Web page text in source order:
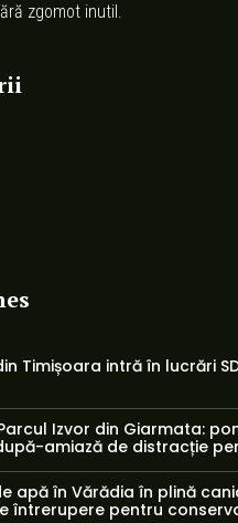
zgomot inutil.
Timișoara intră în lucrări
Izvor din Giarmata:
amiază de distracție
apă în Vărădia în plină
întrerupere pentru